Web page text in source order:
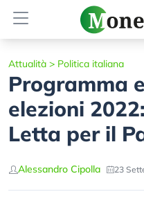
Attualità > Politica italiana
Programma
elezioni
Letta per il
Alessandro Cipolla 23